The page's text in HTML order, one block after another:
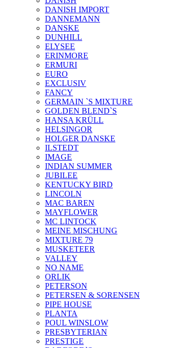
DANISH IMPORT
DANNEMANN
DANSKE
DUNHILL
ELYSEE
ERINMORE
ERMURI
EURO
EXCLUSIV
FANCY
GERMAIN `S MIXTURE
GOLDEN BLEND`S
HANSA KRÜLL
HELSINGOR
HOLGER DANSKE
ILSTEDT
IMAGE
INDIAN SUMMER
JUBILEE
KENTUCKY BIRD
LINCOLN
MAC BAREN
MAYFLOWER
MC LINTOCK
MEINE MISCHUNG
MIXTURE 79
MUSKETEER
VALLEY
NO NAME
ORLIK
PETERSON
PETERSEN & SORENSEN
PIPE HOUSE
PLANTA
POUL WINSLOW
PRESBYTERIAN
PRESTIGE